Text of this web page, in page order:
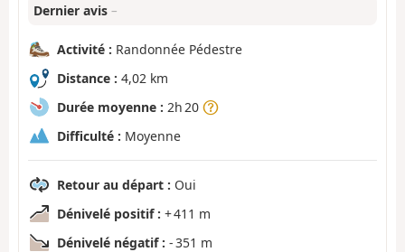
Dernier avis –
Activité : Randonnée Pédestre
Distance : 4,02 km
Durée moyenne : 2h 20
Difficulté : Moyenne
Retour au départ : Oui
Dénivelé positif : + 411 m
Dénivelé négatif : - 351 m